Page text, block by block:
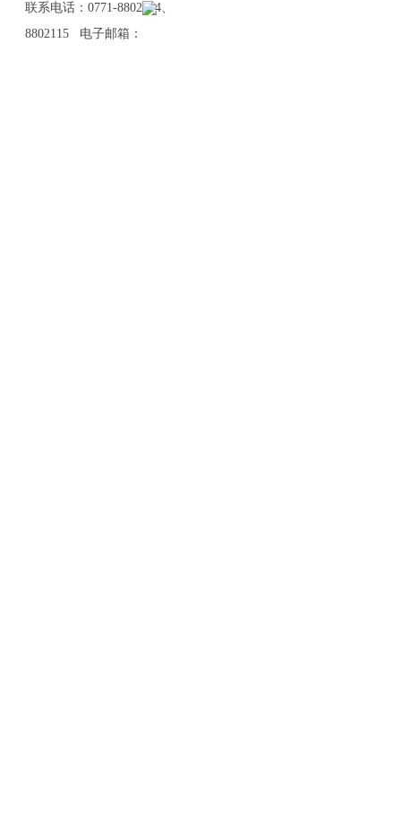
联系电话：0771-8802114、
8802115 电子邮箱：